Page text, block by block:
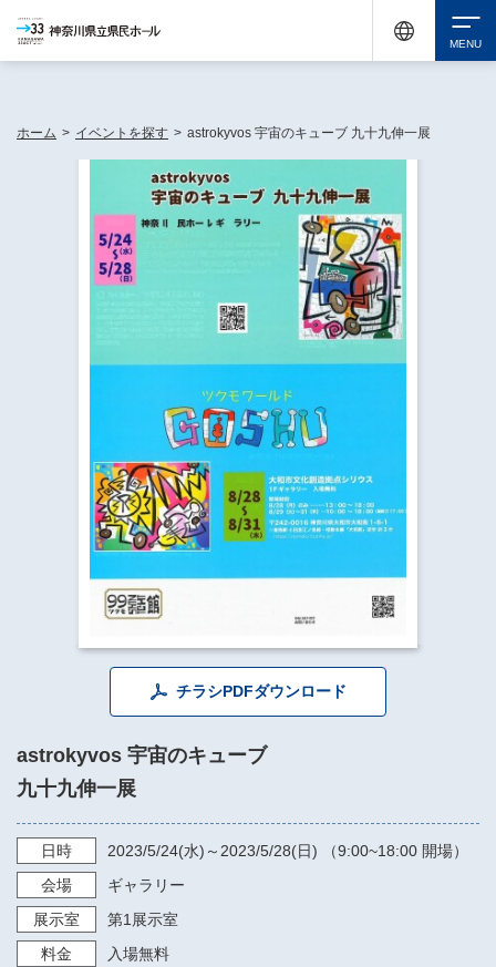
イベントを探す
・ イベント一覧
・ イベントカレンダー
休館中の県民ホールについて
・ パイプオルガン
・ 神奈川県民ホールの取り組み
神奈川県立県民ホールSNS
​​​​​​​​​​​​​神奈川県立県民ホール
ギャラリーSNS
チケット購入
ホーム > イベントを探す > astrokyvos 宇宙のキューブ 九十九伸一展
チラシPDFダウンロード
astrokyvos 宇宙のキューブ
九十九伸一展
日時 2023/5/24(水)～ 2023/5/28(日) （9:00~18:00 開場）
会場
ギャラリー
展示室
第1展示室
料金
入場無料